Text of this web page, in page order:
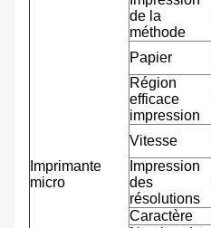
Imprimante
micro
de la
méthode
Papier
Région
efficace
impression
Vitesse
Impression
des
résolutions
Caractère